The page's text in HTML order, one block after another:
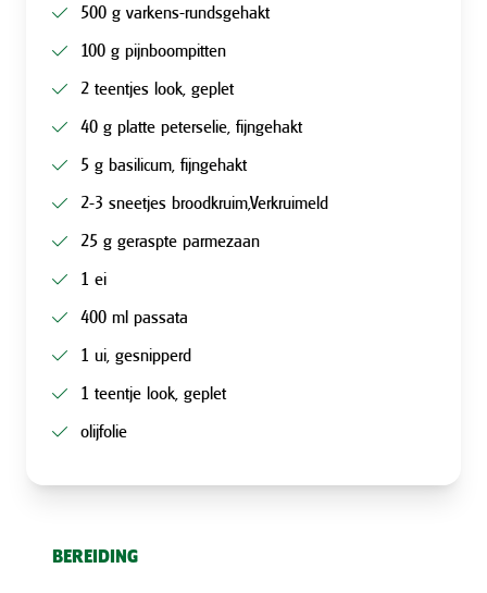
500 g varkens-rundsgehakt
100 g pijnboompitten
2 teentjes look, geplet
40 g platte peterselie, fijngehakt
5 g basilicum, fijngehakt
2-3 sneetjes broodkruim,Verkruimeld
25 g geraspte parmezaan
1 ei
400 ml passata
1 ui, gesnipperd
1 teentje look, geplet
olijfolie
BEREIDING